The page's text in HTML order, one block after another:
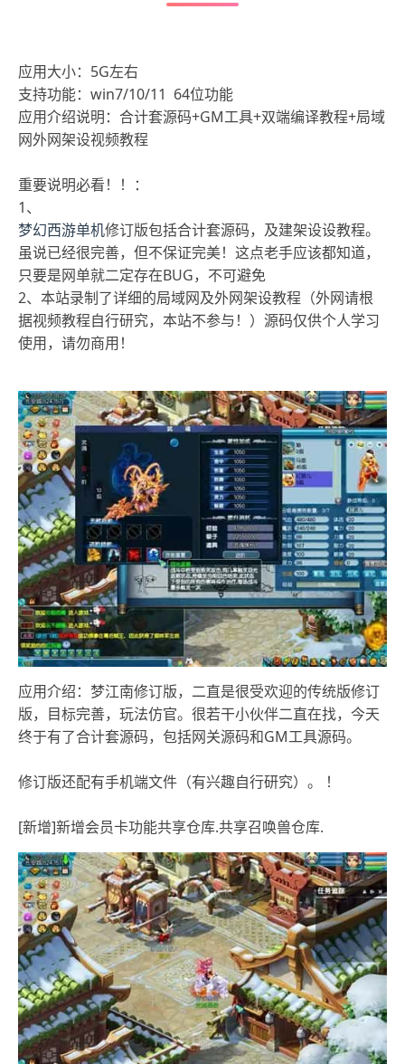
应用大小：5G左右
支持功能：win7/10/11 64位功能
应用介绍说明：合计套源码+GM工具+双端编译教程+局域
网外网架设视频教程
重要说明必看！！：
1、
梦幻西游单机修订版包括合计套源码，及建架设设教程。
虽说已经很完善，但不保证完美！这点老手应该都知道，
只要是网单就二定存在BUG，不可避免
2、本站录制了详细的局域网及外网架设教程（外网请根
据视频教程自行研究，本站不参与！）源码仅供个人学习
使用，请勿商用！
应用介绍：梦江南修订版，二直是很受欢迎的传统版修订
版，目标完善，玩法仿官。很若干小伙伴二直在找，今天
终于有了合计套源码，包括网关源码和GM工具源码。
修订版还配有手机端文件（有兴趣自行研究）。 ！
[新增]新增会员卡功能共享仓库.共享召唤兽仓库.